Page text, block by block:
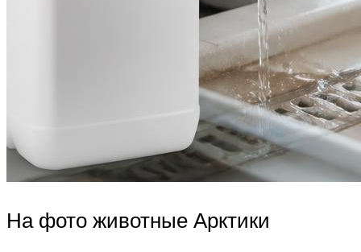
На фото животные Арктики